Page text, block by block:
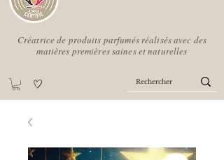
Créatrice de produits parfumés réalisés avec des
matières premières saines et naturelles